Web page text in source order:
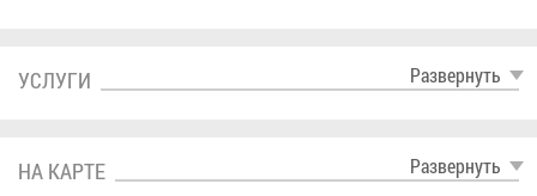
Раз­вер­нуть
УСЛУ­ГИ
Раз­вер­нуть
НА КАР­ТЕ